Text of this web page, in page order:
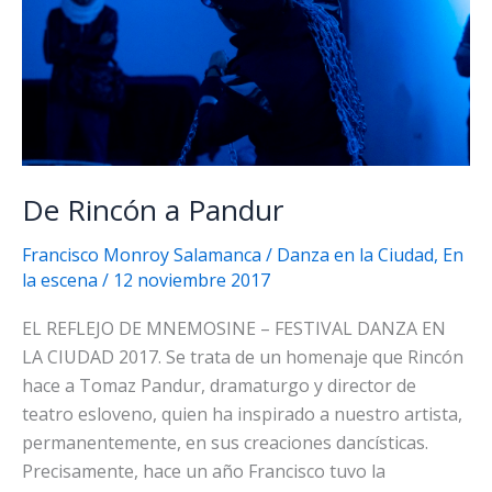
De Rincón a Pandur
Francisco Monroy Salamanca / Danza en la Ciudad, En
la escena / 12 noviembre 2017
EL REFLEJO DE MNEMOSINE – FESTIVAL DANZA EN
LA CIUDAD 2017. Se trata de un homenaje que Rincón
hace a Tomaz Pandur, dramaturgo y director de
teatro esloveno, quien ha inspirado a nuestro artista,
permanentemente, en sus creaciones dancísticas.
Precisamente, hace un año Francisco tuvo la